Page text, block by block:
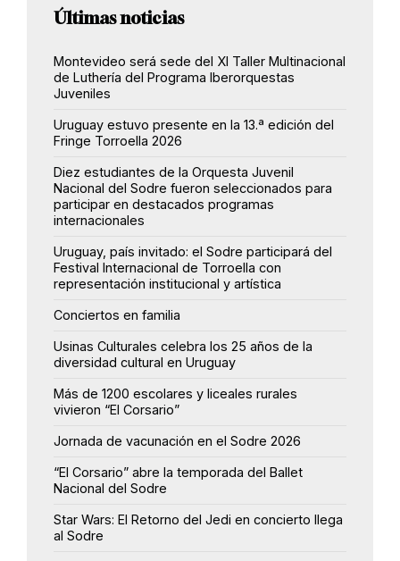
Últimas noticias
Montevideo será sede del XI Taller Multinacional
de Luthería del Programa Iberorquestas
Juveniles
Uruguay estuvo presente en la 13.ª edición del
Fringe Torroella 2026
Diez estudiantes de la Orquesta Juvenil
Nacional del Sodre fueron seleccionados para
participar en destacados programas
internacionales
Uruguay, país invitado: el Sodre participará del
Festival Internacional de Torroella con
representación institucional y artística
Conciertos en familia
Usinas Culturales celebra los 25 años de la
diversidad cultural en Uruguay
Más de 1200 escolares y liceales rurales
vivieron “El Corsario”
Jornada de vacunación en el Sodre 2026
“El Corsario” abre la temporada del Ballet
Nacional del Sodre
Star Wars: El Retorno del Jedi en concierto llega
al Sodre